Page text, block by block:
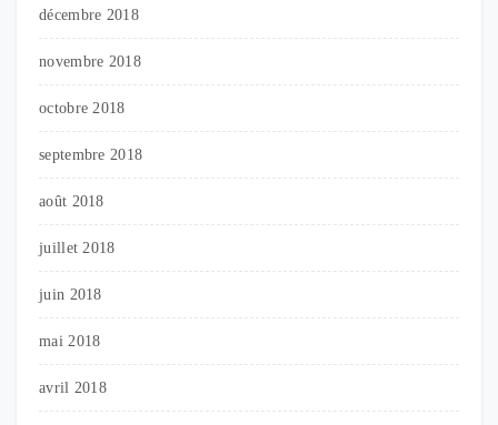
décembre 2018
novembre 2018
octobre 2018
septembre 2018
août 2018
juillet 2018
juin 2018
mai 2018
avril 2018